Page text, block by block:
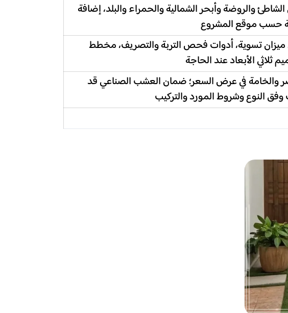
والروضة وأبحر الشمالية والحمراء والبلد، إضافة
حسب موقع المشروع
ميزان تسوية، أدوات فحص التربة والتصريف، مخطط
ثلاثي الأبعاد عند الحاجة
في عرض السعر؛ ضمان العشب الصناعي قد